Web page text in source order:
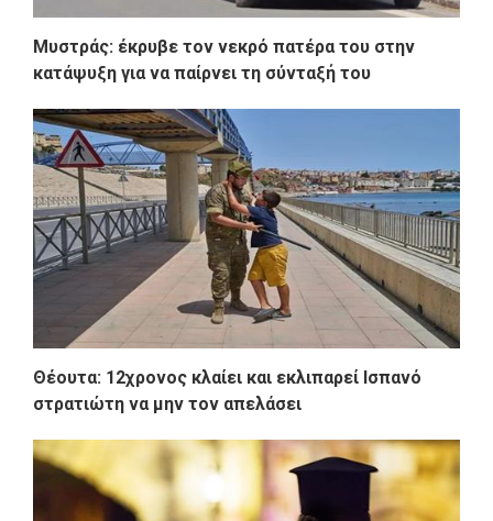
Μυστράς: έκρυβε τον νεκρό πατέρα του στην
κατάψυξη για να παίρνει τη σύνταξή του
Θέουτα: 12χρονος κλαίει και εκλιπαρεί Ισπανό
στρατιώτη να μην τον απελάσει